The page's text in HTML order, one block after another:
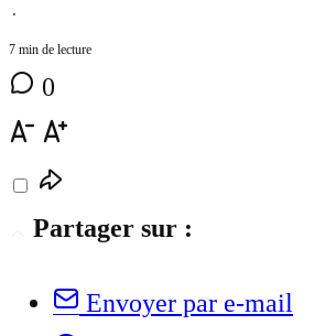
⋅
7 min de lecture
0
Partager sur :
Envoyer par e-mail